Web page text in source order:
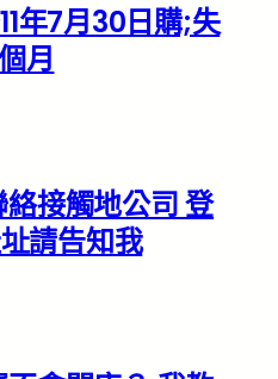
年7月30日購;失
月
接觸地公司 登
請告知我